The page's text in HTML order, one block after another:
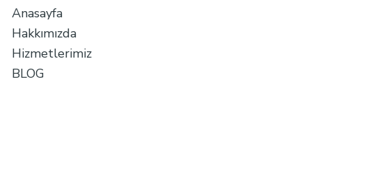
Anasayfa
Hakkımızda
Hizmetlerimiz
BLOG